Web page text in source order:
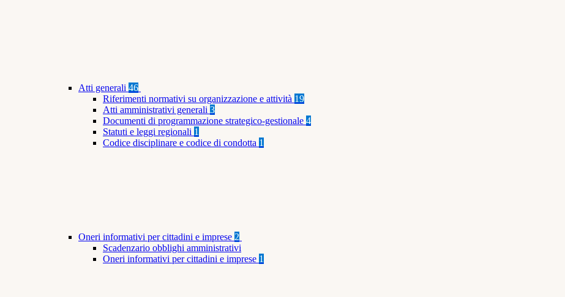
Atti generali 46
Riferimenti normativi su organizzazione e attività 19
Atti amministrativi generali 3
Documenti di programmazione strategico-gestionale 4
Statuti e leggi regionali 1
Codice disciplinare e codice di condotta 1
Oneri informativi per cittadini e imprese 2
Scadenzario obblighi amministrativi
Oneri informativi per cittadini e imprese 1